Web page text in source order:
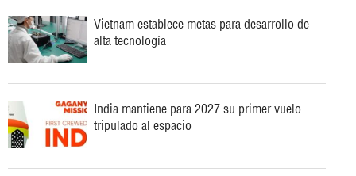
Vietnam establece metas para desarrollo de
alta tecnología
India mantiene para 2027 su primer vuelo
tripulado al espacio